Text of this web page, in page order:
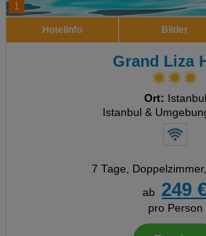
1
Hotelinfo Bilder
Grand Liza
Ort: Istanbul
Istanbul &
7 Tage,
ab
249
pro Person